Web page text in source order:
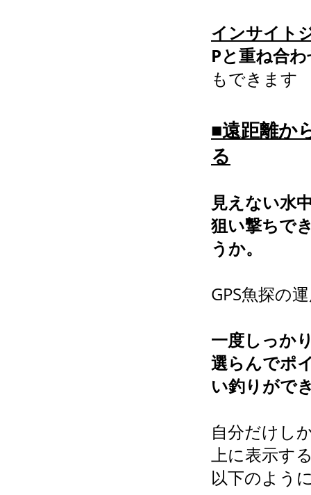
インサイト
Pと重ね合
もできます
■遠距離か
る
見えない水
狙い撃ちで
うか。
GPS魚探の
一度しっか
選らんでポ
い釣りがで
自分だけし
上に表示す
以下のよう